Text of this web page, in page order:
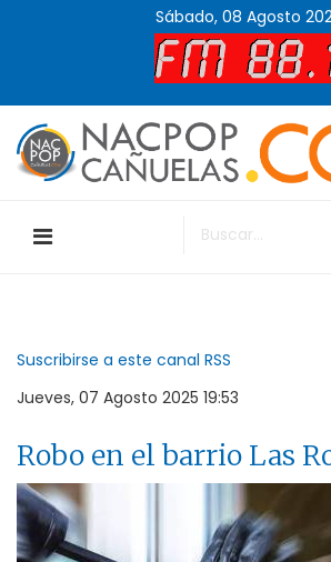
Sábado, 08 Agosto
Suscribirse a este canal RSS
Jueves, 07 Agosto 2025 19:53
Robo en el barrio Las